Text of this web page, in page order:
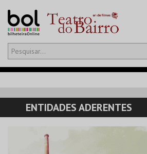
Olá,iniciar sessão
CARRINHO
EVENTOS
CARTÕES
ENTIDADES ADERENTES